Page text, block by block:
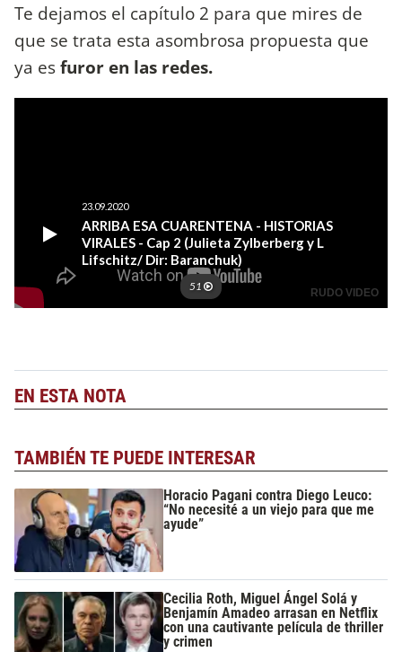
Te dejamos el capítulo 2 para que mires de
que se trata esta asombrosa propuesta que
ya esfuror en las redes.
EN ESTA NOTA
TAMBIÉN TE PUEDE INTERESAR
Horacio Pagani contra Diego Leuco:
“No necesité a un viejo para que me
ayude”
Cecilia Roth, Miguel Ángel Solá y
Benjamín Amadeo arrasan en Netflix
con una cautivante película de thriller
y crimen